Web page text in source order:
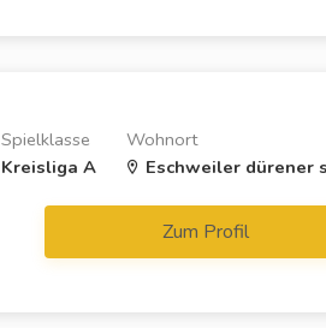
Wohnort
Eschweiler dürener
Spielklasse
Kreisliga A
Zum Profil